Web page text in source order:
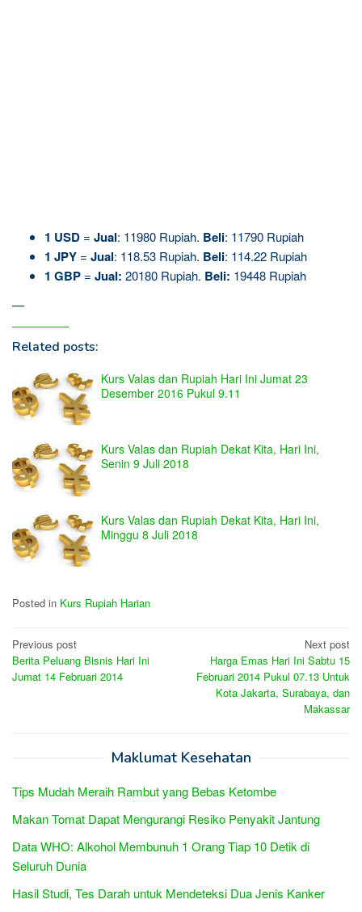
1 USD = Jual: 11980 Rupiah. Beli: 11790 Rupiah
1 JPY = Jual: 118.53 Rupiah. Beli: 114.22 Rupiah
1 GBP = Jual: 20180 Rupiah. Beli: 19448 Rupiah
—
Related posts:
Kurs Valas dan Rupiah Hari Ini Jumat 23
Desember 2016 Pukul 9.11
Kurs Valas dan Rupiah Dekat Kita, Hari Ini,
Senin 9 Juli 2018
Kurs Valas dan Rupiah Dekat Kita, Hari Ini,
Minggu 8 Juli 2018
Posted in Kurs Rupiah Harian
Post
navigation
Previous post
Berita Peluang Bisnis Hari Ini
Jumat 14 Februari 2014
Next post
Harga Emas Hari Ini Sabtu 15
Februari 2014 Pukul 07.13 Untuk
Kota Jakarta, Surabaya, dan
Makassar
Maklumat Kesehatan
Tips Mudah Meraih Rambut yang Bebas Ketombe
Makan Tomat Dapat Mengurangi Resiko Penyakit Jantung
Data WHO: Alkohol Membunuh 1 Orang Tiap 10 Detik di
Seluruh Dunia
Hasil Studi, Tes Darah untuk Mendeteksi Dua Jenis Kanker